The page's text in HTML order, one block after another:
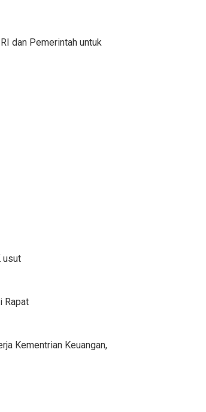
dan Pemerintah untuk
usut
Rapat
Kementrian Keuangan,